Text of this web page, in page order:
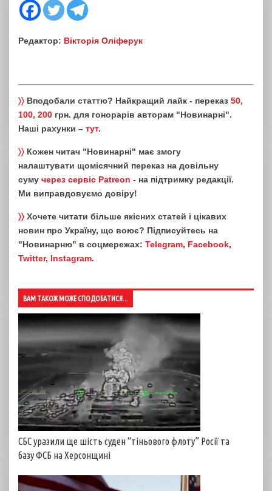
Редактор: Вікторія Оліферук
〉〉 Вподобали статтю? Найкращий лайк - переказ 50,
100, 200 грн. для гонорарів авторам "Новинарні".
Наші рахунки – тут.
〉〉 Кожен читач "Новинарні" має змогу
налаштувати щомісячний переказ на довільну
суму через сервіс Patreon - на підтримку редакції.
Ми виправдовуємо довіру!
〉〉 Хочете читати більше якісних статей і цікавих
новин про Україну, що воює? Підписуйтесь на
"Новинарню" в соцмережах: Telegram, Facebook,
Twitter, Instagram.
ВАМ ТАКОЖ МОЖЕ СПОДОБАТИСЯ...
СБС уразили ще шість суден “тіньового флоту” Росії та
базу ФСБ на Херсонщині